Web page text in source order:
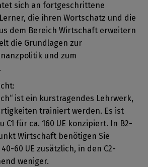
sich an fortgeschrittene
die ihren Wortschatz und die
dem Bereich Wirtschaft erweitern
die Grundlagen zur
und zum
ist ein kurstragendes Lehrwerk,
trainiert werden. Es ist
C1 für ca. 160 UE konzipiert. In B2-
Wirtschaft benötigen Sie
60 UE zusätzlich, in den C2-
weniger.